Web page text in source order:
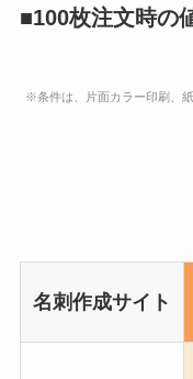
■100枚注文時の
※条件は、片面カラー印刷、
名刺作成サイト